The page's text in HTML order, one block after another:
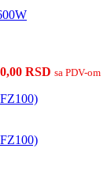
RSD sa PDV-om